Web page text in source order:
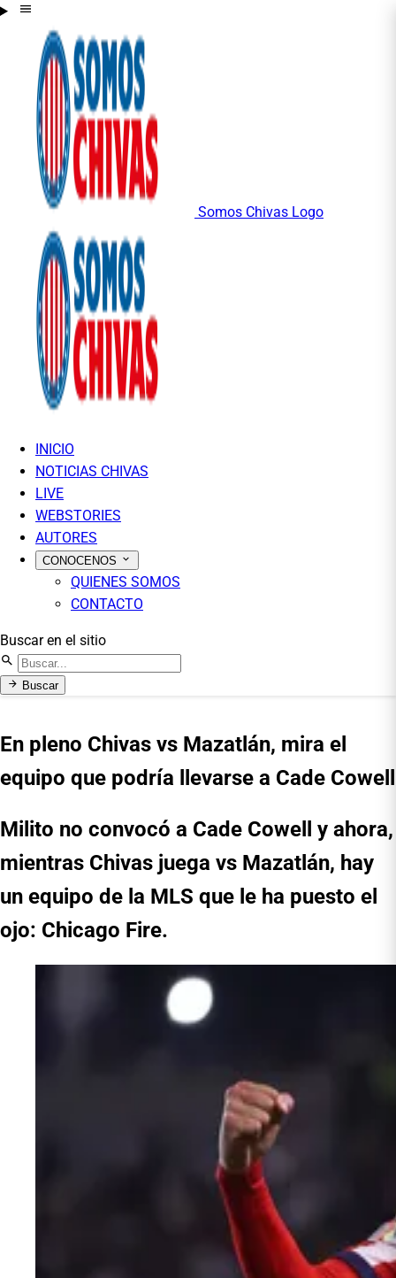
Somos Chivas Logo
INICIO
NOTICIAS CHIVAS
LIVE
WEBSTORIES
AUTORES
CONOCENOS
QUIENES SOMOS
CONTACTO
Buscar en el sitio
Buscar
En pleno Chivas vs Mazatlán, mira el
equipo que podría llevarse a Cade Cowell
Milito no convocó a Cade Cowell y ahora,
mientras Chivas juega vs Mazatlán, hay
un equipo de la MLS que le ha puesto el
ojo: Chicago Fire.